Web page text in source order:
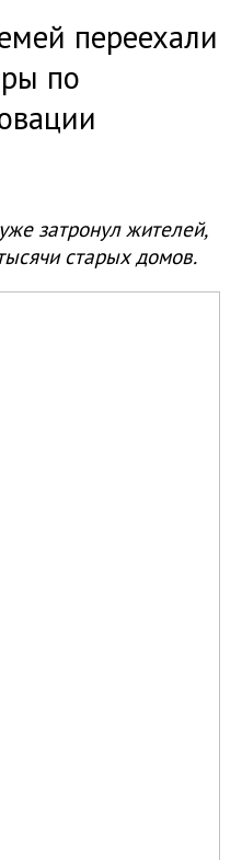
переехали
по
затронул жителей,
старых домов.